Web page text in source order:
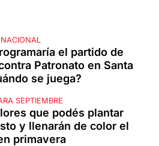
el partido de
Patronato en Santa
se juega?
SEPTIEMBRE
que podés plantar
y llenarán de color el
primavera